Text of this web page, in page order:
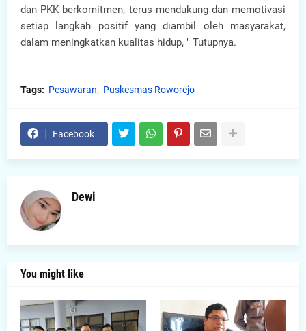
dan PKK berkomitmen, terus mendukung dan memotivasi
setiap langkah positif yang diambil oleh masyarakat,
dalam meningkatkan kualitas hidup, " Tutupnya.
Tags: Pesawaran Puskesmas Roworejo
Facebook
Dewi
You might like